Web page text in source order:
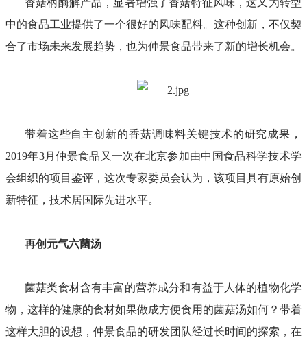
中的食品工业提供了一个很好的风味配料。这种创新，不仅契
合了市场未来发展趋势，也为仲景食品带来了新的增长机会。
带着这些自主创新的香菇调味料关键技术的研究成果，
2019年3月仲景食品又一次在北京参加由中国食品科学技术学
会组织的项目鉴评，这次专家委员会认为，该项目具有原始创
新特征，技术居国际先进水平。
再创元气六菌汤
菌菇类食材含有丰富的营养成分和有益于人体的植物化学
物，这样的健康的食材如果做成方便食用的菌菇汤如何？带着
这样大胆的设想，仲景食品的研发团队经过长时间的探索，在